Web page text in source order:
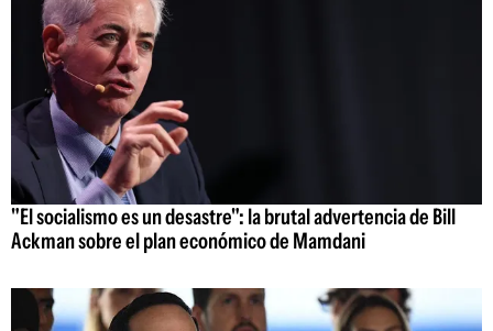
"El socialismo es un desastre": la brutal advertencia de Bill
Ackman sobre el plan económico de Mamdani